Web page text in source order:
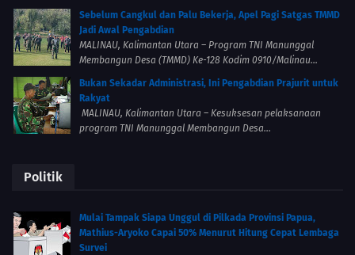
Sebelum Cangkul dan Palu Bekerja, Apel Pagi Satgas TMMD
Jadi Awal Pengabdian
MALINAU, Kalimantan Utara – Program TNI Manunggal
Membangun Desa (TMMD) Ke-128 Kodim 0910/Malinau...
Bukan Sekadar Administrasi, Ini Pengabdian Prajurit untuk
Rakyat
MALINAU, Kalimantan Utara – Kesuksesan pelaksanaan
program TNI Manunggal Membangun Desa...
Politik
Mulai Tampak Siapa Unggul di Pilkada Provinsi Papua,
Mathius-Aryoko Capai 50% Menurut Hitung Cepat Lembaga
Survei